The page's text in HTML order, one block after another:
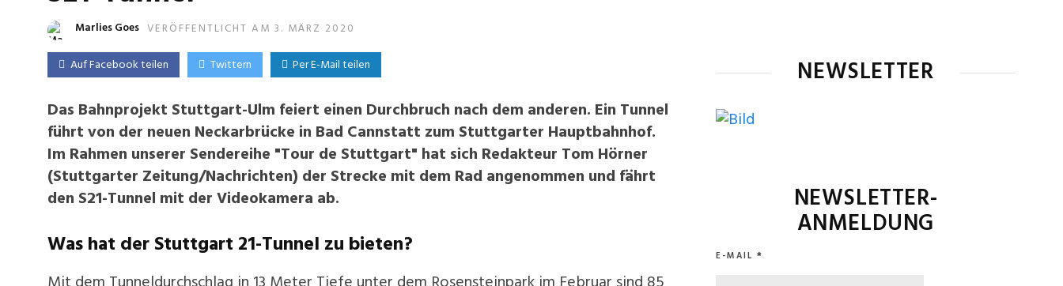
Marlies Goes VERÖFFENTLICHT AM 3. MÄRZ 2020
Auf Facebook teilen Twittern Per E-Mail teilen
Das Bahnprojekt Stuttgart-Ulm feiert einen Durchbruch nach dem anderen. Ein Tunnel
führt von der neuen Neckarbrücke in Bad Cannstatt zum Stuttgarter Hauptbahnhof.
Im Rahmen unserer Sendereihe "Tour de Stuttgart" hat sich Redakteur Tom Hörner
(Stuttgarter Zeitung/Nachrichten) der Strecke mit dem Rad angenommen und fährt
den S21-Tunnel mit der Videokamera ab.
Was hat der Stuttgart 21-Tunnel zu bieten?
NEWSLETTER
NEWSLETTER-
ANMELDUNG
E-MAIL *